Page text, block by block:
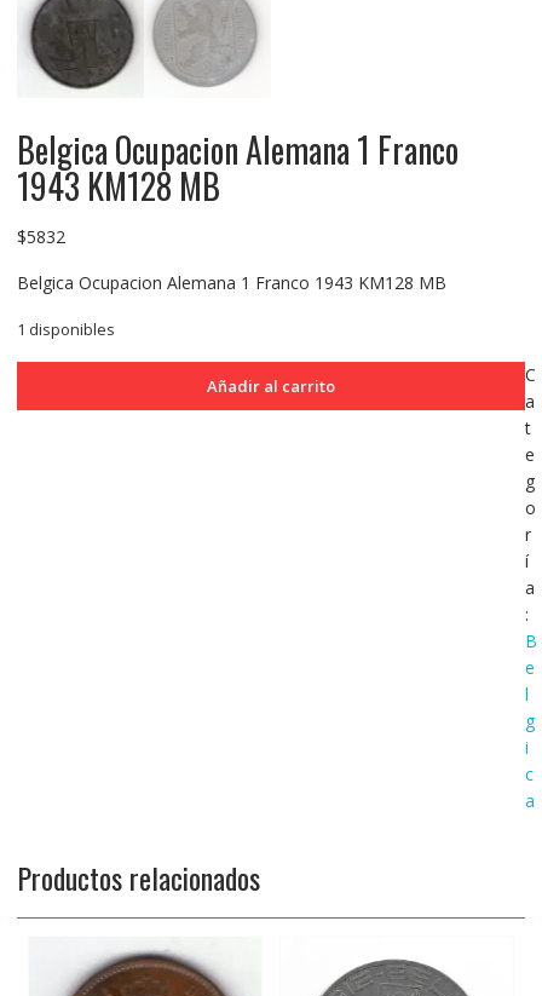
Belgica Ocupacion Alemana 1 Franco
1943 KM128 MB
$5832
Belgica Ocupacion Alemana 1 Franco 1943 KM128 MB
1 disponibles
Añadir al carrito
C
a
t
e
g
o
r
í
a
:
B
e
l
g
i
c
a
Productos relacionados